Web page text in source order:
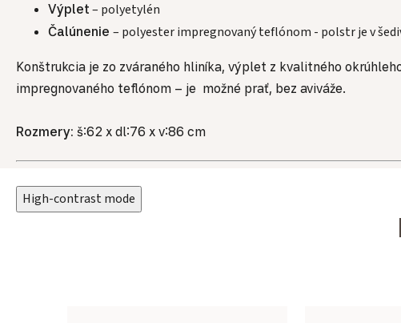
Výplet – polyetylén
Čalúnenie – polyester impregnovaný teflónom - polstr je v
Konštrukcia je zo zváraného hliníka, výplet z kvalitného
impregnovaného teflónom – je možné prať, bez aviváže.
Rozmery: š:62 x dl:76 x v:86 cm
High-contrast mode